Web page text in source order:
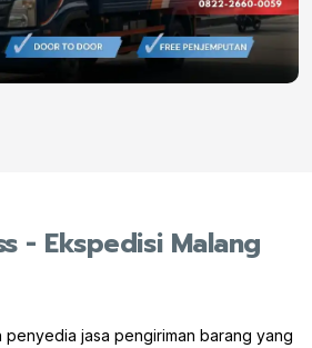
- Ekspedisi Malang
penyedia jasa pengiriman barang yang